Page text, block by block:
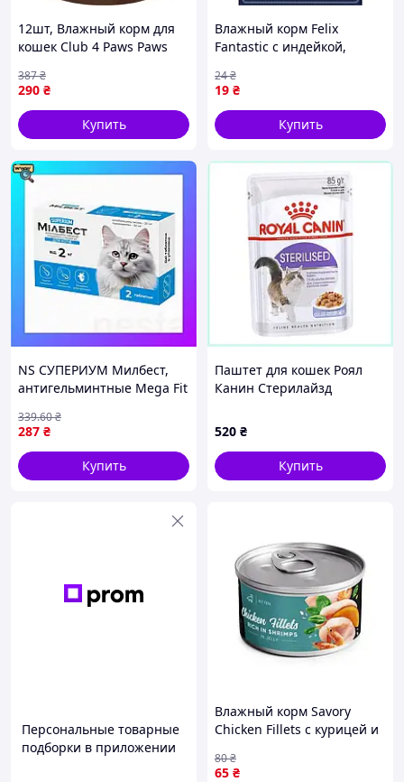
12шт, Влажный корм для
кошек Club 4 Paws Paws
с курицей и телятиной в
соусе 80 г (4820215368018)
290 ₴
387₴
Купить
Влажный корм Felix
Fantastic с индейкой,
взрослых кошек 85 г
19 ₴
24₴
Купить
NS СУПЕРИУМ Милбест,
антигельминтные Mega Fit
спектра действия для
котов, от 2 кг, Nes22/Q
287 ₴
339.60₴
Купить
Паштет для кошек Роял
Канин Стерилайзд
88K51P578T
520 ₴
Купить
Персональные товарные
подборки в приложении
Влажный корм Savory
Chicken Fillets с курицей и
котят 70 г
65 ₴
80₴